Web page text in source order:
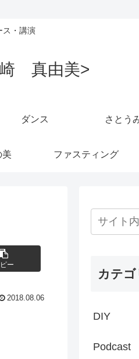
ス・講演
真由美>
ダンス さとう
美 ファスティング
ー
2018.08.06
カテゴ
DIY
Podcast